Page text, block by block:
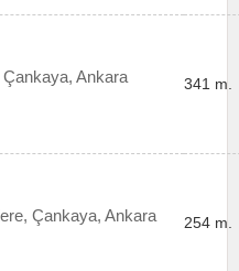
Ankara 341 m.
Çankaya, Ankara 254 m.